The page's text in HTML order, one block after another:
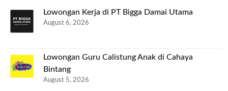
Lowongan Kerja di PT Bigga Damai Utama
August 6, 2026
Lowongan Guru Calistung Anak di Cahaya
Bintang
August 5, 2026